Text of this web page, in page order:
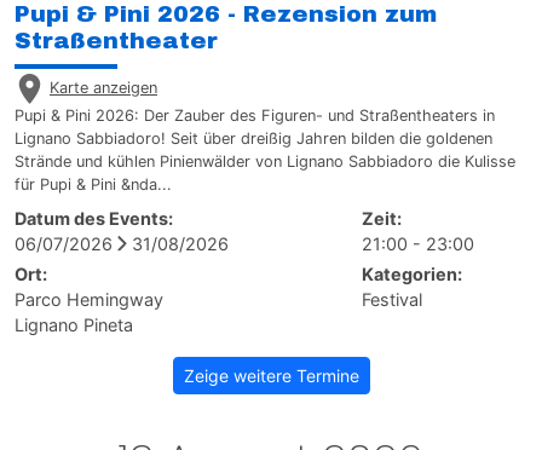
Pupi & Pini 2026 - Rezension zum
Straßentheater
Karte anzeigen
Pupi & Pini 2026: Der Zauber des Figuren- und Straßentheaters in
Lignano Sabbiadoro! Seit über dreißig Jahren bilden die goldenen
Strände und kühlen Pinienwälder von Lignano Sabbiadoro die Kulisse
für Pupi & Pini &nda...
Datum des Events:
06/07/2026
31/08/2026
Zeit:
21:00 - 23:00
Ort:
Parco Hemingway
Lignano Pineta
Kategorien:
Festival
Zeige weitere Termine